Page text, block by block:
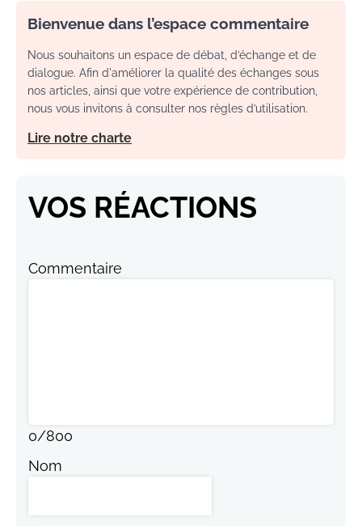
Bienvenue dans l’espace commentaire
Nous souhaitons un espace de débat, d’échange et de
dialogue. Afin d'améliorer la qualité des échanges sous
nos articles, ainsi que votre expérience de contribution,
nous vous invitons à consulter nos règles d’utilisation.
Lire notre charte
VOS RÉACTIONS
Commentaire
0/800
Nom